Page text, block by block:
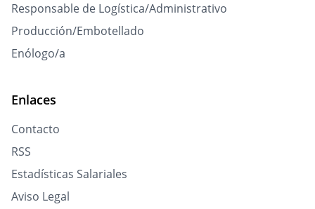
Responsable de Logística/Administrativo
Producción/Embotellado
Enólogo/a
Enlaces
Contacto
RSS
Estadísticas Salariales
Aviso Legal